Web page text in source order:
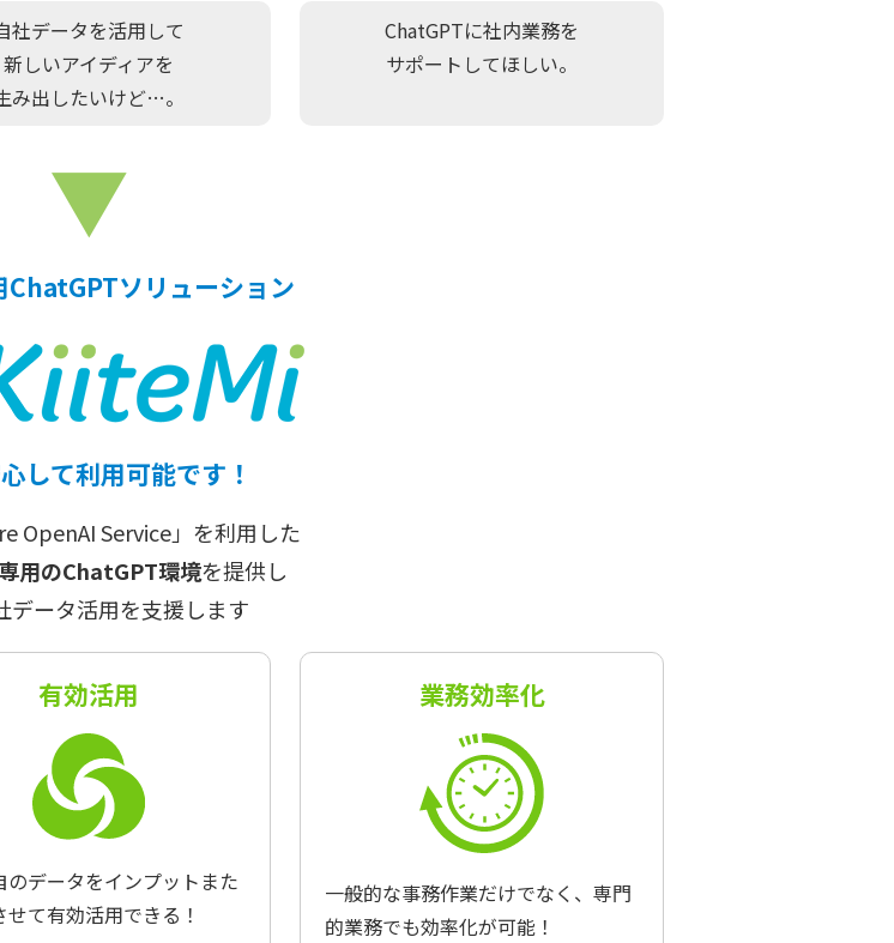
社データを活用して
新しいアイディアを
み出したいけど…。
ChatGPTに社内業務を
サポートしてほしい。
▼
ChatGPTソリューション
して利用可能です！
OpenAI Service」を利用した
用のChatGPT環境を提供し
データ活用を支援します
有効活用
のデータをインプットまた
せて有効活用できる！
業務効率化
一般的な事務作業だけでなく、専門
的業務でも効率化が可能！